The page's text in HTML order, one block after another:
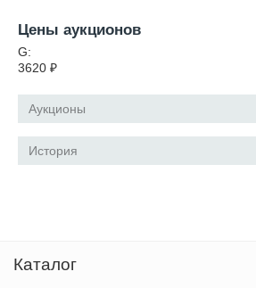
Цены аукционов
G:
3620 ₽
Аукционы
История
Каталог